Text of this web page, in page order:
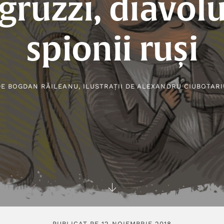
spionii ruși
BOGDAN RĂILEANU , ILUSTRAȚII DEALEXANDRU